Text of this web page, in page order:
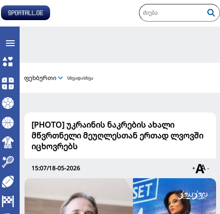
ფეხბურთი სხვადასხვა
[PHOTO] უკრაინის ნაკრების ახალი
მწვრთნელი მეუღლესთან ერთად ლვოვში
იცხოვრებს
15:07/18-05-2026 + -